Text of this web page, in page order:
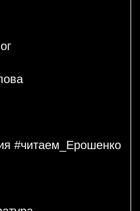
#читаем_Ерошенко